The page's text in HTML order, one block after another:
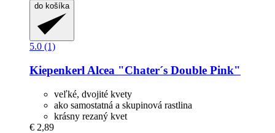
do košíka
5.0 (1)
Kiepenkerl Alcea "Chater´s Double Pink"
veľké, dvojité kvety
ako samostatná a skupinová rastlina
krásny rezaný kvet
€ 2,89